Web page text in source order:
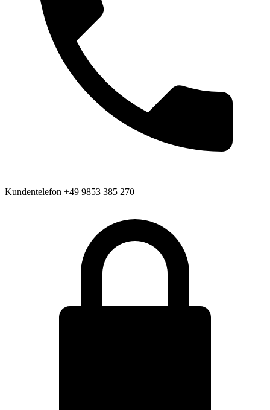
Kundentelefon +49 9853 385 270